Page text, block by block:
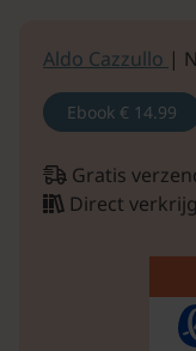
Aldo Cazzullo |
Ebook € 14.99
Gratis
Direct